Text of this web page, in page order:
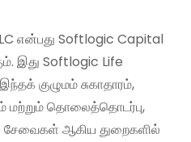
என்பது Softlogic Capital
இது Softlogic Life
குழுமம் சுகாதாரம்,
மற்றும் தொலைத்தொடர்பு,
சேவைகள் ஆகிய துறைகளில்